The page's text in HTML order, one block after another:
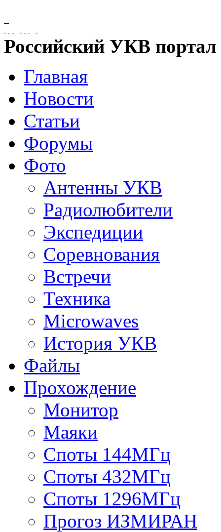
Российский УКВ портал
Главная
Новости
Статьи
Форумы
Фото
Антенны УКВ
Радиолюбители
Экспедиции
Соревнования
Встречи
Техника
Microwaves
История УКВ
Файлы
Прохождение
Монитор
Маяки
Споты 144МГц
Споты 432МГц
Споты 1296МГц
Прогоз ИЗМИРАН